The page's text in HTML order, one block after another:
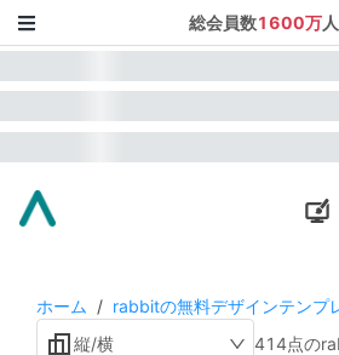
総会員数1600万
ホーム / rabbitの無料デザインテンプ
縦/横
414点の